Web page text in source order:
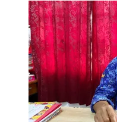
about
Diharapkan
Program
MBG
Tersalurkan
Secara
Merata